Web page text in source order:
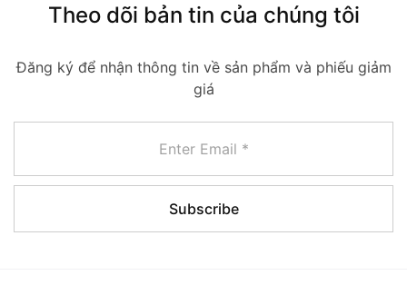
Theo dõi bản tin của chúng tôi
Đăng ký để nhận thông tin về sản phẩm và phiếu giảm
giá